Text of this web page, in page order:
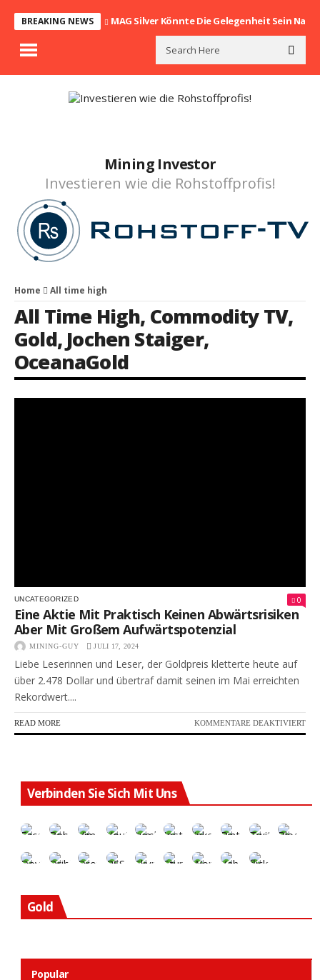
BREAKING NEWS MAG Silver Könnte Die Gelegenheit Sein
Mining Investor
Investieren wie die Rohstoffprofis!
Home All time high
All Time High, Commodity TV,
Gold, Jochen Staiger,
OceanaGold
UNCATEGORIZED 0
Eine Aktie Mit Praktisch Keinen Abwärtsrisiken
Aber Mit Großem Aufwärtspotenzial
MINING-GUY JULI 17, 2024
Liebe Leserinnen und Leser, der Goldpreis kletterte heute auf
über 2.478 Dollar und übertraf damit seinen im Mai erreichten
Rekordwert....
READ MORE KOMMENTARE DEAKTIVIERTFÜR
Verbinden Sie Sich Mit Uns
Gold
Popular